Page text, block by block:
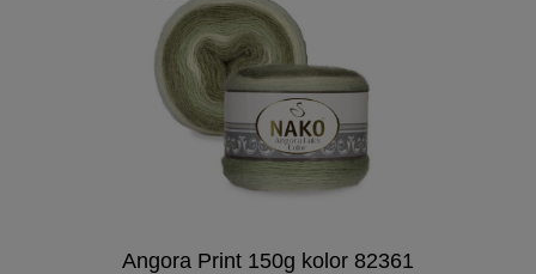
Angora Print 150g kolor 82361